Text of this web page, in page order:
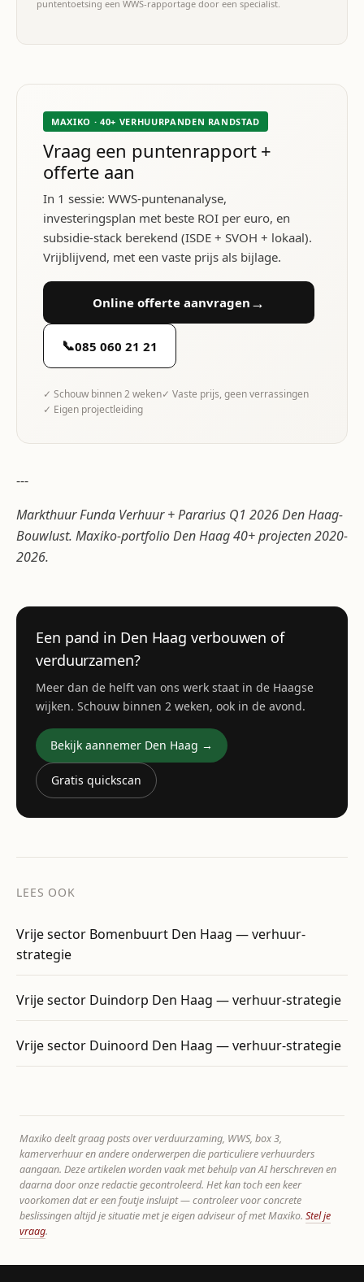
puntentoetsing een WWS-rapportage door een specialist.
MAXIKO · 40+ VERHUURPANDEN RANDSTAD
Vraag een puntenrapport +
offerte aan
In 1 sessie: WWS-puntenanalyse,
investeringsplan met beste ROI per euro, en
subsidie-stack berekend (ISDE + SVOH + lokaal).
Vrijblijvend, met een vaste prijs als bijlage.
Online offerte aanvragen →
📞085 060 21 21
✓ Schouw binnen 2 weken✓ Vaste prijs, geen verrassingen
✓ Eigen projectleiding
---
Markthuur Funda Verhuur + Pararius Q1 2026 Den Haag-
Bouwlust. Maxiko-portfolio Den Haag 40+ projecten 2020-
2026.
Een pand in Den Haag verbouwen of
verduurzamen?
Meer dan de helft van ons werk staat in de Haagse
wijken. Schouw binnen 2 weken, ook in de avond.
Bekijk aannemer Den Haag →
Gratis quickscan
LEES OOK
Vrije sector Bomenbuurt Den Haag — verhuur-
strategie
Vrije sector Duindorp Den Haag — verhuur-strategie
Vrije sector Duinoord Den Haag — verhuur-strategie
Maxiko deelt graag posts over verduurzaming, WWS, box 3,
kamerverhuur en andere onderwerpen die particuliere verhuurders
aangaan. Deze artikelen worden vaak met behulp van AI herschreven en
daarna door onze redactie gecontroleerd. Het kan toch een keer
voorkomen dat er een foutje insluipt — controleer voor concrete
beslissingen altijd je situatie met je eigen adviseur of met Maxiko. Stel je
vraag.